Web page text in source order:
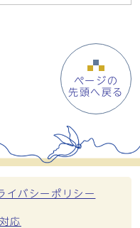
ページの
先頭へ戻る
イバシーポリシー
応